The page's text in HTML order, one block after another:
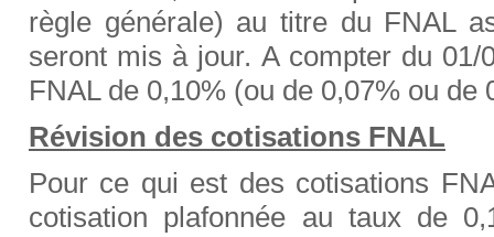
règle générale) au titre du FNAL
seront mis à jour. A compter du
FNAL de 0,10% (ou de 0,07% ou
Révision des cotisations FNAL
Pour ce qui est des cotisations
cotisation plafonnée au taux de